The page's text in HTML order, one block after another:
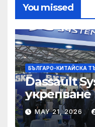
You missed
БЪЛГАРО-КИТАЙСКА
Dassault
укрепване
MAY 21, 2026